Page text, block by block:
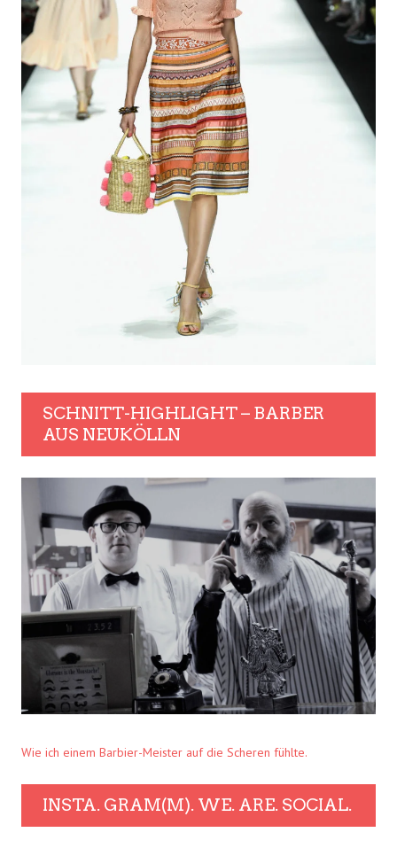
SCHNITT-HIGHLIGHT – BARBER
AUS NEUKÖLLN
Wie ich einem Barbier-Meister auf die Scheren fühlte.
INSTA. GRAM(M). WE. ARE. SOCIAL.